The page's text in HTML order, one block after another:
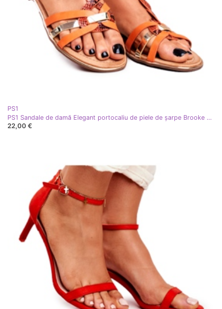
PS1
PS1 Sandale de damă Elegant portocaliu de piele de șarpe Brooke portocale
22,00 €